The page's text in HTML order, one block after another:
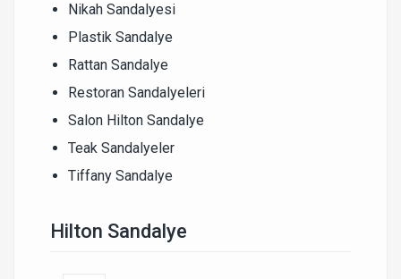
Nikah Sandalyesi
Plastik Sandalye
Rattan Sandalye
Restoran Sandalyeleri
Salon Hilton Sandalye
Teak Sandalyeler
Tiffany Sandalye
Hilton Sandalye